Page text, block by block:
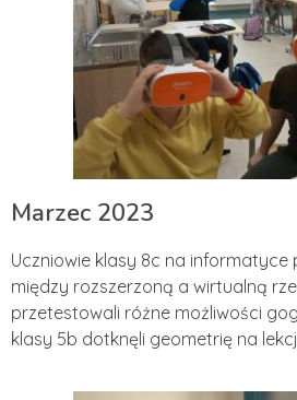
Marzec 2023
Uczniowie klasy 8c na informatyce
między rozszerzoną a wirtualną
przetestowali różne możliwości
klasy 5b dotknęli geometrię na